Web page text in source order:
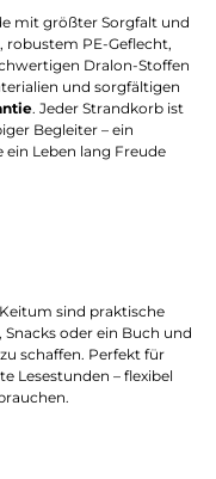
mit größter Sorgfalt und
robustem PE-Geflecht,
Dralon-Stoffen
und sorgfältigen
. Jeder Strandkorb ist
Begleiter – ein
Leben lang Freude
sind praktische
oder ein Buch und
schaffen. Perfekt für
Lesestunden – flexibel